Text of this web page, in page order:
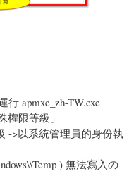
apmxe_zh-TW.exe
權限等級」
->以系統管理員的身份執
) 無法寫入の